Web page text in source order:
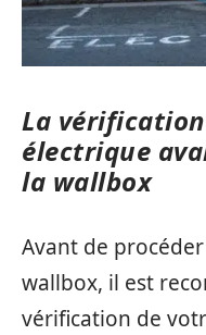
La
électrique
la wallbox
Avant de procéder
wallbox, il est
vérification de